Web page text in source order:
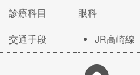
診療科目
眼科
交通手段
JR高崎線